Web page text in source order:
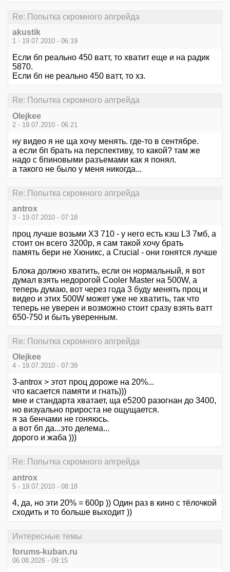
Re: Попытка скромного апгрейда
akustik
1 - 19.07.2010 - 06:19
Если бп реально 450 ватт, то хватит еще и на радик
5870.
Если бп не реально 450 ватт, то хз.
Re: Попытка скромного апгрейда
Olejkee
2 - 19.07.2010 - 06:21
ну видео я не ща хочу менять. где-то в сентябре.
а если бп брать на перспективу, то какой? там же
надо с 6пиновыми разъемами как я понял.
а такого не было у меня никогда...
Re: Попытка скромного апгрейда
antrox
3 - 19.07.2010 - 07:18
проц лучше возьми X3 710 - у него есть кэш L3 7мб, а
стоит он всего 3200р, я сам такой хочу брать
память бери не Хюникс, а Crucial - они гонятся лучше
Блока должно хватить, если он нормальный, я вот
думал взять недорогой Cooler Master на 500W, а
теперь думаю, вот через года 3 буду менять проц и
видео и этих 500W может уже не хватить, так что
теперь не уверен и возможно стоит сразу взять ватт
650-750 и быть уверенным.
Re: Попытка скромного апгрейда
Olejkee
4 - 19.07.2010 - 07:39
3-antrox > этот проц дороже на 20%...
что касается памяти и гнать)))
мне и стандарта хватает, ща е5200 разогнан до 3400,
но визуально прироста не ощущается.
я за бенчами не гоняюсь.
а вот бп да...это делема...
дорого и жаба )))
Re: Попытка скромного апгрейда
antrox
5 - 19.07.2010 - 08:18
4, да, но эти 20% = 600р )) Один раз в кино с тёлочкой
сходить и то больше выходит ))
Интересные темы
forums-kuban.ru
06.08.2026 - 09:15